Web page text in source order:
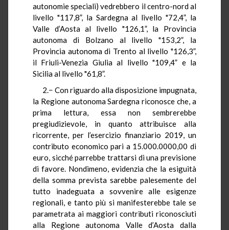
autonomie speciali) vedrebbero il centro-nord al
livello "117,8”, la Sardegna al livello "72,4”, la
Valle d’Aosta al livello "126,1”, la Provincia
autonoma di Bolzano al livello "153,2”, la
Provincia autonoma di Trento al livello "126,3”,
il Friuli-Venezia Giulia al livello "109,4” e la
Sicilia al livello "61,8”.
2.− Con riguardo alla disposizione impugnata,
la Regione autonoma Sardegna riconosce che, a
prima lettura, essa non sembrerebbe
pregiudizievole, in quanto attribuisce alla
ricorrente, per l’esercizio finanziario 2019, un
contributo economico pari a 15.000.0000,00 di
euro, sicché parrebbe trattarsi di una previsione
di favore. Nondimeno, evidenzia che la esiguità
della somma prevista sarebbe palesemente del
tutto inadeguata a sovvenire alle esigenze
regionali, e tanto più si manifesterebbe tale se
parametrata ai maggiori contributi riconosciuti
alla Regione autonoma Valle d’Aosta dalla